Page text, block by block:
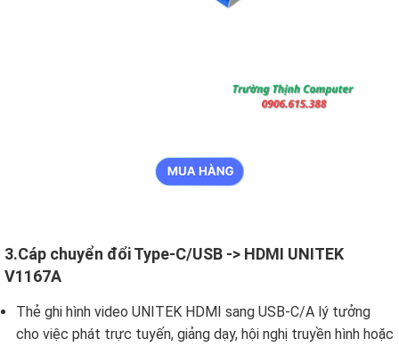
3.Cáp chuyển đổi Type-C/USB -> HDMI UNITEK
V1167A
Thẻ ghi hình video UNITEK HDMI sang USB-C/A lý tưởng
cho việc phát trực tuyến, giảng dạy, hội nghị truyền hình hoặc